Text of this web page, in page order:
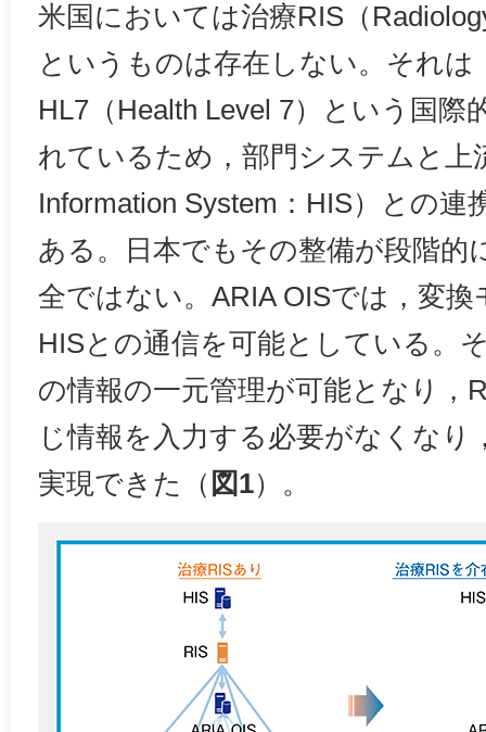
米国においては治療RIS（
というものは存在しない。それは
HL7（Health Level 7）という国際
れているため，部門システムと上
Information System：HIS）との連
ある。日本でもその整備が段階的
全ではない。ARIA OISでは，変
HISとの通信を可能としている。
の情報の一元管理が可能となり，
じ情報を入力する必要がなくなり
実現できた（ 図1）。